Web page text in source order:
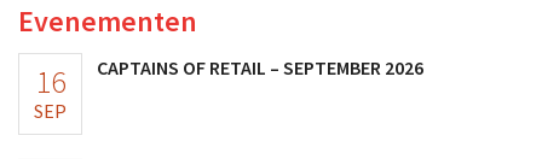
Evenementen
16
SEP
CAPTAINS OF RETAIL – SEPTEMBER 2026